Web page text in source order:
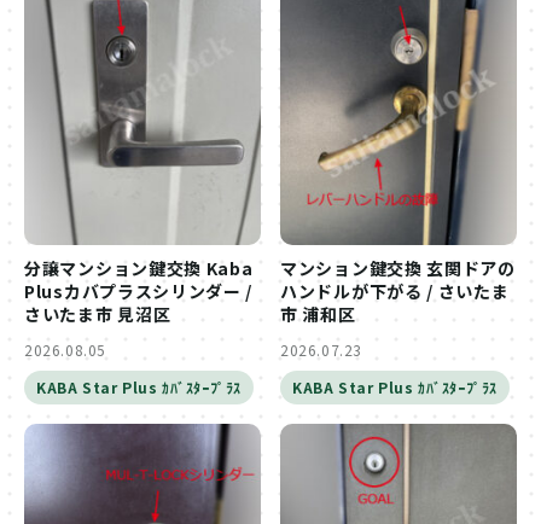
分譲マンション鍵交換 Kaba
Plusカバプラスシリンダー /
さいたま市 見沼区
2026.08.05
KABA Star Plus ｶﾊﾞｽﾀｰﾌﾟﾗｽ
マンション鍵交換 玄関ドアの
ハンドルが下がる / さいたま
市 浦和区
2026.07.23
KABA Star Plus ｶﾊﾞｽﾀｰﾌﾟﾗｽ